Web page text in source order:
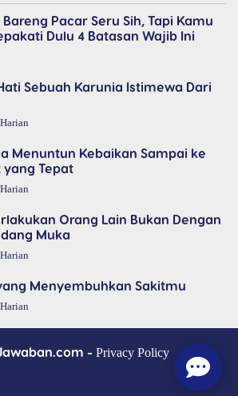
Pacar Seru Sih, Tapi Kamu
Dulu 4 Batasan Wajib Ini
Sebuah Karunia Istimewa Dari
Menuntun Kebaikan Sampai ke
yang Tepat
Orang Lain Bukan Dengan
Muka
Menyembuhkan Sakitmu
- Privacy Policy